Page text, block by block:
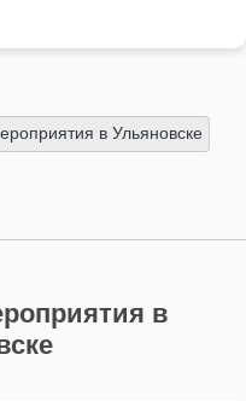
в Ульяновске
в